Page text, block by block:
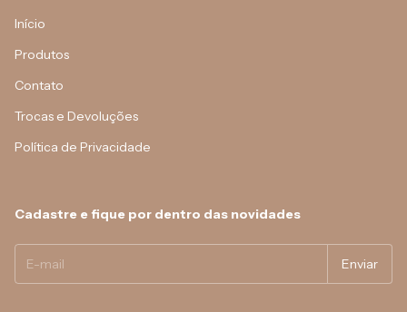
Início
Produtos
Contato
Trocas e Devoluções
Política de Privacidade
Cadastre e fique por dentro das novidades